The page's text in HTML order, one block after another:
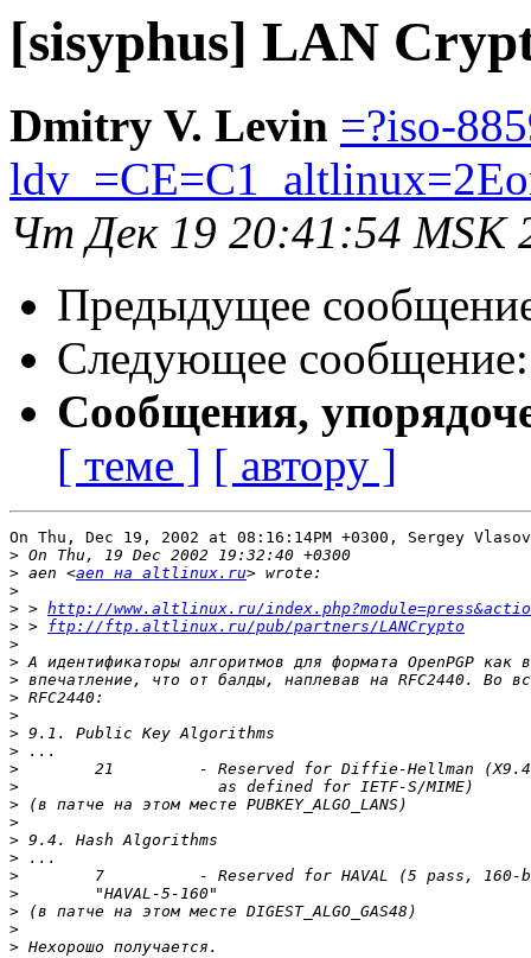
[sisyphus] LAN
Dmitry V. Levin =?iso-
Чт Дек 19 20:41:54 MSK
Предыдущее
Следующее
Сообщения,
[ теме ] [ автору ]
On Thu, Dec 19, 2002 at 08:16:14PM +0300, Sergey
>
> aen <aen на altlinux.ru
>
> > http://www.altlinux.ru/
> > ftp://ftp.altlinux.ru/pub/partners/LANCrypto
>
>
>
>
>
>
>
>
>
>
>
>
>
>
>
>
>
>